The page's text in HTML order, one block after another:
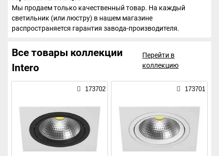
Мы продаем только качественный товар. На каждый
светильник (или люстру) в нашем магазине
распространяется гарантия завода-производителя.
Все товары коллекции
Intero
Перейти в
коллекцию
173702 173701